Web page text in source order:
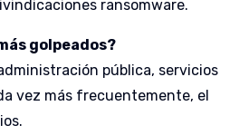
ransomware.
golpeados?
pública, servicios
vez más frecuentemente, el